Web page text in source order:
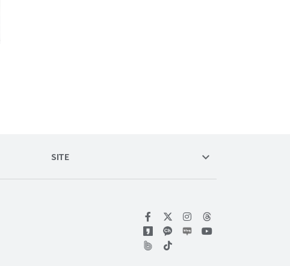
keyboard_arrow_down
SITE
위키트리 페이스북위키트리 인스타그램
위키트리 유튜브
위키트리 틱톡